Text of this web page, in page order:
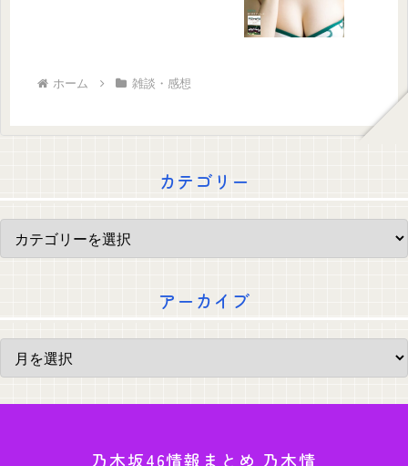
ホーム 雑談・感想
カテゴリー
アーカイブ
乃木坂46情報まとめ 乃木情